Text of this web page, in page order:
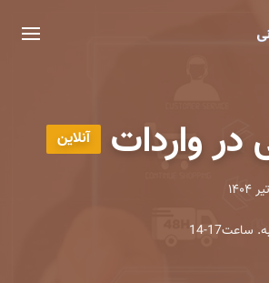
در واردات آنلاین
ساعت17-14